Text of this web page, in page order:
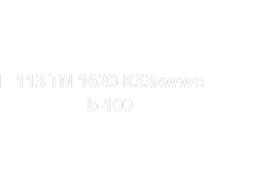
113 TN 1620-KS3swwe
b-100